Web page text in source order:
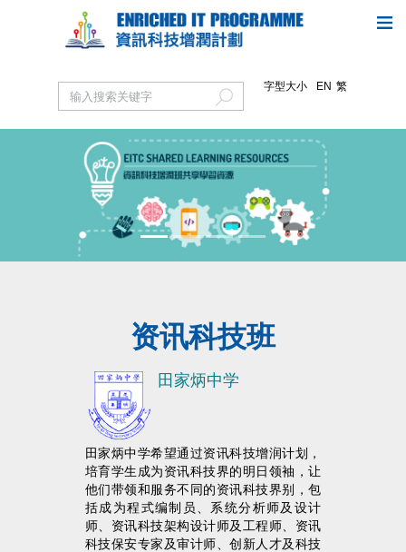
字型大小 EN 繁
Previous Next
资讯科技班
田家炳中学
田家炳中学希望通过资讯科技增润计划，
培育学生成为资讯科技界的明日领袖，让
他们带领和服务不同的资讯科技界别，包
括成为程式编制员、系统分析师及设计
师、资讯科技架构设计师及工程师、资讯
科技保安专家及审计师、创新人才及科技